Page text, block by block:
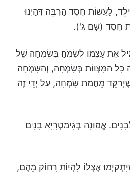
לַעֲשׂוֹת חֶסֶד הַרְבֵּה דְּהַיְנוּ
חֶסֶד (שָׁם ג').
אֶת עַצְמוֹ לִשְׂמֹחַ בְּשִׂמְחָה שֶׁל
כָּל הַמִּצְווֹת בְּשִׂמְחָה, וְהַשִּׂמְחָה
מֵחֲמַת שִׂמְחָה, עַל יְדֵי זֶה
אֱמוּנָה בְּגִימַטְרִיָּא בָּנִים
אֶצְלוֹ לִהְיוֹת רָחוֹק מֵהֶם,